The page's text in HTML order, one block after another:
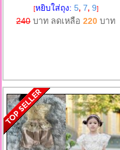
[หยิบใส่ถุง: 5, 7, 9]
240บาท ลดเหลือ220 บาท